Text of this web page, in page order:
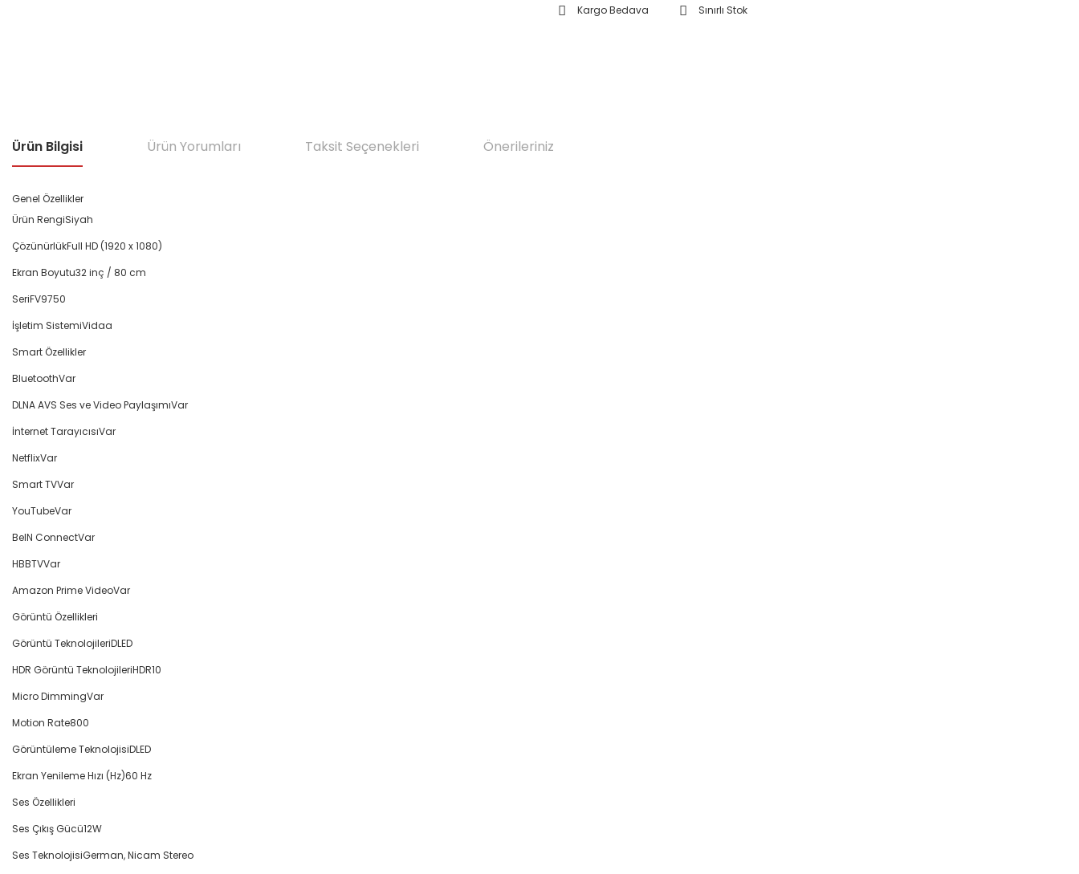
Kargo Bedava Sınırlı Stok
Ürün Bilgisi Ürün Yorumları Taksit Seçenekleri Önerileriniz
Genel Özellikler
Ürün RengiSiyah
ÇözünürlükFull HD (1920 x 1080)
Ekran Boyutu32 inç / 80 cm
SeriFV9750
İşletim SistemiVidaa
Smart Özellikler
BluetoothVar
DLNA AVS Ses ve Video PaylaşımıVar
İnternet TarayıcısıVar
NetflixVar
Smart TVVar
YouTubeVar
BeIN ConnectVar
HBBTVVar
Amazon Prime VideoVar
Görüntü Özellikleri
Görüntü TeknolojileriDLED
HDR Görüntü TeknolojileriHDR10
Micro DimmingVar
Motion Rate800
Görüntüleme TeknolojisiDLED
Ekran Yenileme Hızı (Hz)60 Hz
Ses Özellikleri
Ses Çıkış Gücü12W
Ses TeknolojisiGerman, Nicam Stereo